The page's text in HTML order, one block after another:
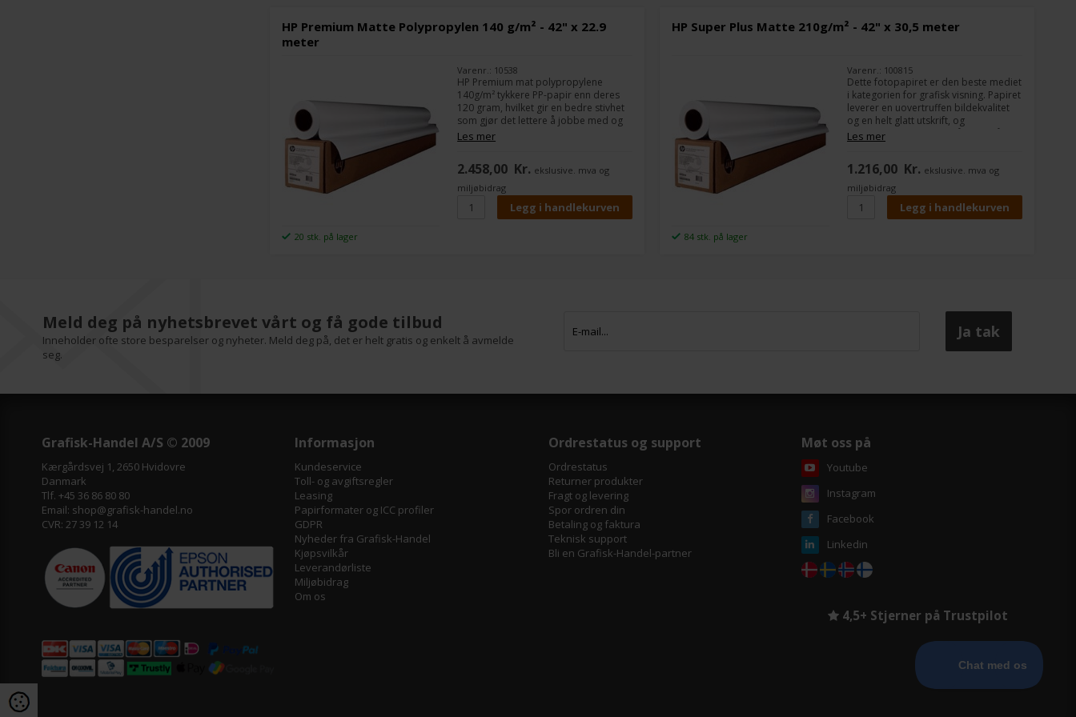
HP Premium Matte Polypropylen 140 g/m² - 42" x 22.9
meter
20 stk. på lager
Varenr.: 10538
HP Premium mat polypropylene
140g/m² tykkere PP-papir enn deres
120 gram, hvilket gir en bedre stivhet
som gjør det lettere å jobbe med og
mer holdbart i f.eks. A-skilter og
utendørs snaprammer.
Det brukes ofte til skilting som skal
være utendørs i korte perioder, da
det ikke tar imot fukt.
Bredde:42"
Les mer
2.458,00 Kr. ekslusive. mva og
miljøbidrag
HP Super Plus Matte 210g/m² - 42" x 30,5 meter
84 stk. på lager
Varenr.: 100815
Dette fotopapiret er den beste mediet
i kategorien for grafisk visning. Papiret
leverer en uovertruffen bildekvalitet
og en helt glatt utskrift, og
produktiviteten er helt på topp på
grunn av dets allsidige
tørking. I tillegg er papiret svært egnet
for laminering.
Les mer
1.216,00 Kr. ekslusive. mva og
miljøbidrag
Meld deg på nyhetsbrevet vårt og få gode tilbud
Inneholder ofte store besparelser og nyheter. Meld deg på, det er helt gratis og enkelt å avmelde
seg.
Grafisk-Handel A/S © 2009
Kærgårdsvej 1, 2650 Hvidovre
Danmark
Tlf. +45 36 86 80 80
Email: shop@grafisk-handel.no
CVR: 27 39 12 14
Informasjon
Kundeservice
Toll- og avgiftsregler
Leasing
Papirformater og ICC profiler
GDPR
Nyheder fra Grafisk-Handel
Kjøpsvilkår
Leverandørliste
Miljøbidrag
Om os
Ordrestatus og support
Ordrestatus
Returner produkter
Fragt og levering
Spor ordren din
Betaling og faktura
Teknisk support
Bli en Grafisk-Handel-partner
Møt oss på
Youtube
Instagram
Facebook
Linkedin
4,5+ Stjerner på Trustpilot